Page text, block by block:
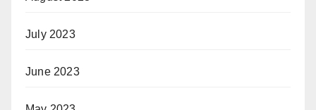
July 2023
June 2023